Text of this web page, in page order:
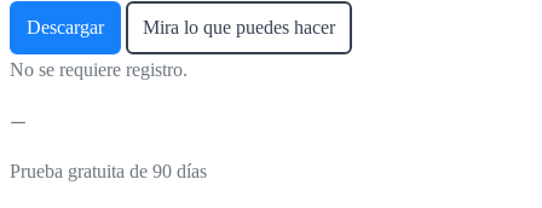
Descargar Mira lo que puedes hacer
No se requiere registro.
Prueba gratuita de 90 días